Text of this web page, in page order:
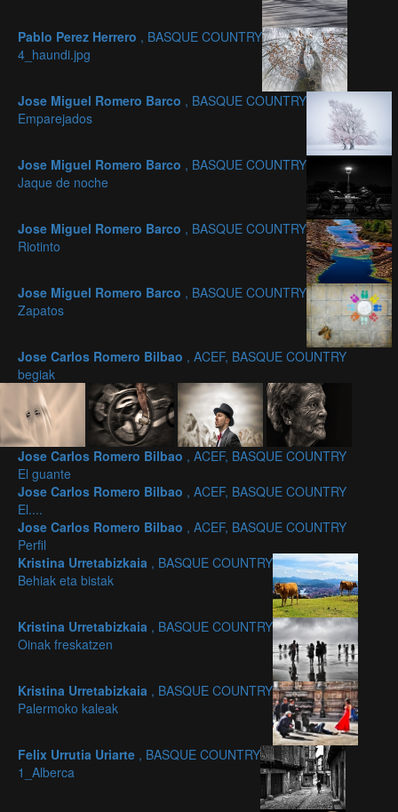
Pablo Perez Herrero , BASQUE COUNTRY
4_haundi.jpg
Jose Miguel Romero Barco , BASQUE COUNTRY
Emparejados
Jose Miguel Romero Barco , BASQUE COUNTRY
Jaque de noche
Jose Miguel Romero Barco , BASQUE COUNTRY
Riotinto
Jose Miguel Romero Barco , BASQUE COUNTRY
Zapatos
Jose Carlos Romero Bilbao , ACEF, BASQUE COUNTRY
begiak
Jose Carlos Romero Bilbao , ACEF, BASQUE COUNTRY
El guante
Jose Carlos Romero Bilbao , ACEF, BASQUE COUNTRY
El....
Jose Carlos Romero Bilbao , ACEF, BASQUE COUNTRY
Perfil
Kristina Urretabizkaia , BASQUE COUNTRY
Behiak eta bistak
Kristina Urretabizkaia , BASQUE COUNTRY
Oinak freskatzen
Kristina Urretabizkaia , BASQUE COUNTRY
Palermoko kaleak
Felix Urrutia Uriarte , BASQUE COUNTRY
1_Alberca